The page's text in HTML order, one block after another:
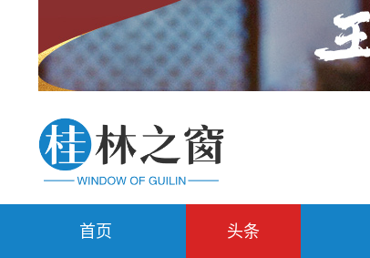
首页 头条